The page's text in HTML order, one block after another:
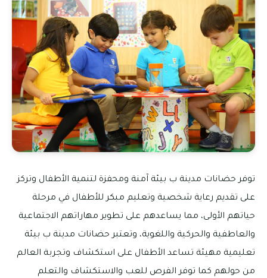
توفر حضانات مدينة ب بيئة آمنة ومحفزة لتنمية الأطفال وتركز
على تقديم رعاية شخصية وتعليم مبكر للأطفال في مرحلة
حياتهم الأولى، مما يساعدهم على تطوير مهاراتهم الاجتماعية
والعاطفية والحركية واللغوية، وتعتبر حضانات مدينة ب بيئة
تعليمية مهيئة تساعد الأطفال على استكشاف وتجربة العالم
من حولهم كما توفر الفرص للعب والاستكشاف والتعلم